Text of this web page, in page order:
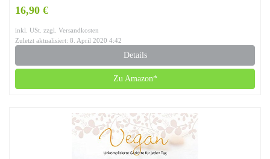
16,90 €
inkl. USt. zzgl. Versandkosten
Zuletzt aktualisiert: 8. April 2020 4:42
Details
Zu Amazon*